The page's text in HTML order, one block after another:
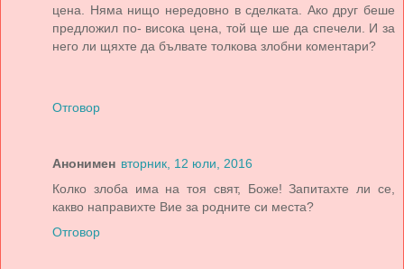
цена. Няма нищо нередовно в сделката. Ако друг беше
предложил по- висока цена, той ще ше да спечели. И за
него ли щяхте да бълвате толкова злобни коментари?
Отговор
Анонимен вторник, 12 юли, 2016
Колко злоба има на тоя свят, Боже! Запитахте ли се,
какво направихте Вие за родните си места?
Отговор